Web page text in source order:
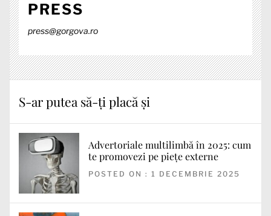
PRESS
press@gorgova.ro
S-ar putea să-ți placă și
Advertoriale multilimbă în 2025: cum
te promovezi pe piețe externe
POSTED ON : 1 DECEMBRIE 2025